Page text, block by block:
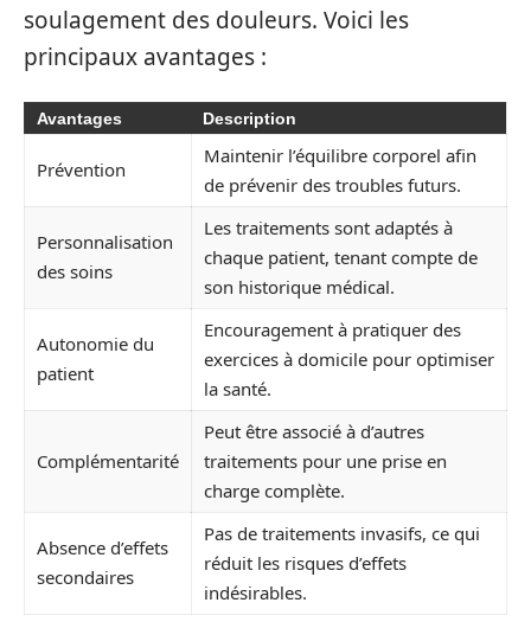
soulagement des douleurs. Voici les
principaux avantages :
Avantages Description
Prévention
Maintenir l’équilibre corporel afin
de prévenir des troubles futurs.
Personnalisation
des soins
Les traitements sont adaptés à
chaque patient, tenant compte de
son historique médical.
Autonomie du
patient
Encouragement à pratiquer des
exercices à domicile pour optimiser
la santé.
Complémentarité
Peut être associé à d’autres
traitements pour une prise en
charge complète.
Absence d’effets
secondaires
Pas de traitements invasifs, ce qui
réduit les risques d’effets
indésirables.